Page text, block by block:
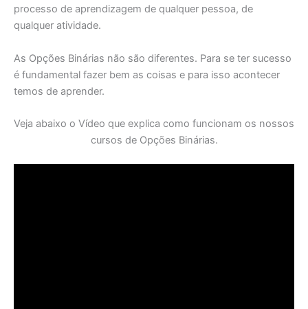
processo de aprendizagem de qualquer pessoa, de
qualquer atividade.
As Opções Binárias não são diferentes. Para se ter sucesso
é fundamental fazer bem as coisas e para isso acontecer
temos de aprender.
Veja abaixo o Vídeo que explica como funcionam os nossos
cursos de Opções Binárias.